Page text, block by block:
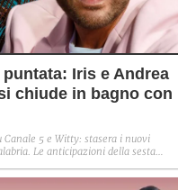
Iris e Andrea
chiude in bagno con
5 e Witty: stasera i nuovi
Le anticipazioni della sesta
a Lory.